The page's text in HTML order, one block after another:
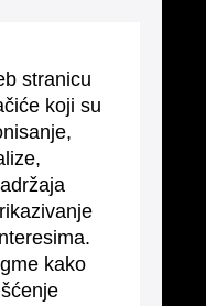
stranicu
koji su
kako